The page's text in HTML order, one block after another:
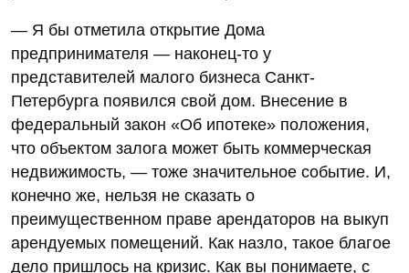
— Я бы отметила открытие Дома
предпринимателя — наконец-то у
представителей малого бизнеса Санкт-
Петербурга появился свой дом. Внесение в
федеральный закон «Об ипотеке» положения,
что объектом залога может быть коммерческая
недвижимость, — тоже значительное событие. И,
конечно же, нельзя не сказать о
преимущественном праве арендаторов на выкуп
арендуемых помещений. Как назло, такое благое
дело пришлось на кризис. Как вы понимаете, с